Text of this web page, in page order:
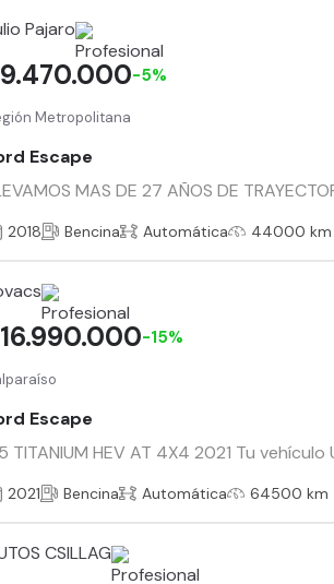
Pajaro
Metropolitana
Escape
MAS DE 27 AÑOS DE
-5%
2018 Bencina Automática 44000 km
Escape
TITANIUM HEV AT 4X4 2021 Tu
-15%
2021 Bencina Automática 64500 km
CSILLAG